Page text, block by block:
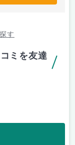
す
ミを友達